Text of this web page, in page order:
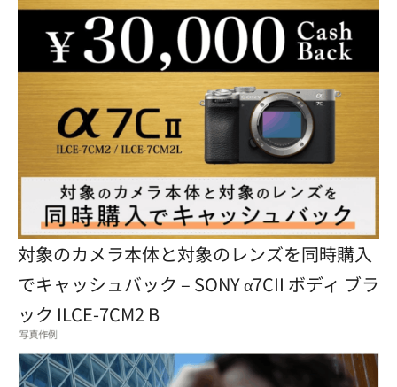
対象のカメラ本体と対象のレンズを同時購入
でキャッシュバック – SONY α7CII ボディ ブラ
ック ILCE-7CM2 B